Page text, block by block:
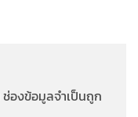
ช่องข้อมูลจำเป็นถูก